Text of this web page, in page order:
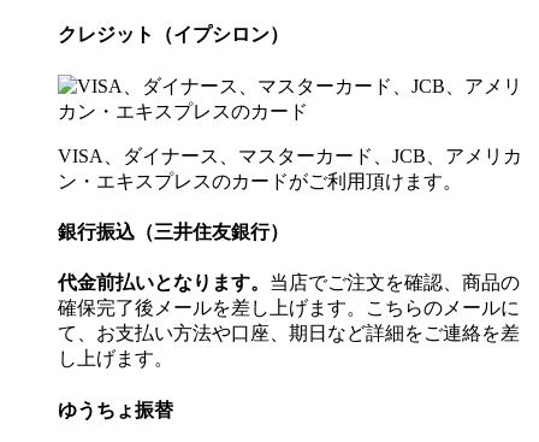
クレジット（イプシロン）
VISA、ダイナース、マスターカード、JCB、アメリカ
ン・エキスプレスのカードがご利用頂けます。
銀行振込（三井住友銀行）
代金前払いとなります。 当店でご注文を確認、商品の
確保完了後メールを差し上げます。こちらのメールに
て、お支払い方法や口座、期日など詳細をご連絡を差
し上げます。
ゆうちょ振替